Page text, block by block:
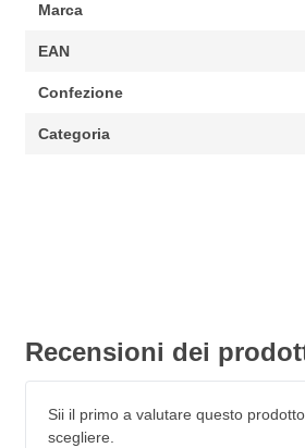
Marca
EAN
Confezione
Categoria
Recensioni dei
Sii il primo a valutare questo
scegliere.